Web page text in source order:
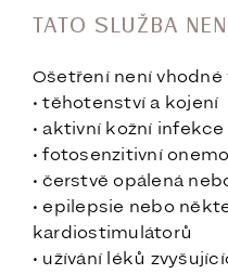
TATO SLUŽBA
Ošetření není
• těhotenství a kojení
• aktivní kožní
• fotosenzitivní
• čerstvě opálená
• epilepsie nebo
kardiostimulátorů
• užívání léků